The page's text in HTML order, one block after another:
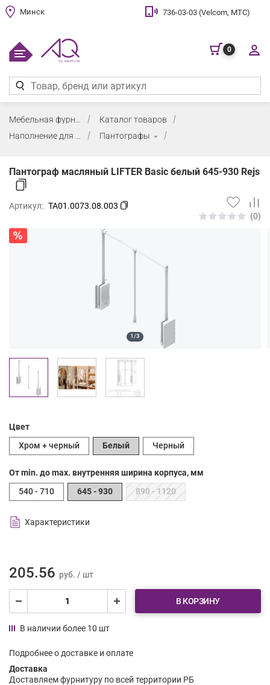
Минск 736-03-03 (Velcom, МТС)
0
Каталог товаров
Наполнение для шкафов
Пантографы
Пантограф масляный LIFTER Basic белый 645-930 Rejs
Артикул: TA01.0073.08.003
(0)
1/3
Цвет
Хром + черный
Белый Черный
От min. до max. внутренняя ширина корпуса, мм
540 - 710
645 - 930 890 - 1120
Характеристики
205.56 руб. / шт
В КОРЗИНУ
В наличии более 10 шт
Подробнее о доставке и оплате
Доставка
Доставляем фурнитуру по всей территории РБ